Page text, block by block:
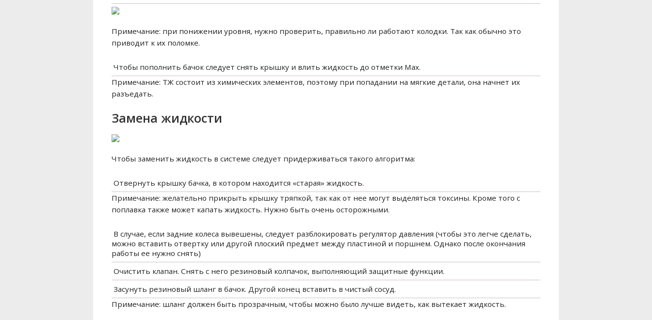
Примечание: при понижении уровня, нужно проверить, правильно ли работают колодки. Так как обычно это
приводит к их поломке.
​ Чтобы пополнить бачок следует снять крышку и влить жидкость до отметки Max.
Примечание: ТЖ состоит из химических элементов, поэтому при попадании на мягкие детали, она начнет их
разъедать.
Замена жидкости
Чтобы заменить жидкость в системе следует придерживаться такого алгоритма:
​ Отвернуть крышку бачка, в котором находится «старая» жидкость.
Примечание: желательно прикрыть крышку тряпкой, так как от нее могут выделяться токсины. Кроме того с
поплавка также может капать жидкость. Нужно быть очень осторожными.
​ В случае, если задние колеса вывешены, следует разблокировать регулятор давления (чтобы это легче сделать,
можно вставить отвертку или другой плоский предмет между пластиной и поршнем. Однако после окончания
работы ее нужно снять)
​ Очистить клапан. Снять с него резиновый колпачок, выполняющий защитные функции.
​ Засунуть резиновый шланг в бачок. Другой конец вставить в чистый сосуд.
Примечание: шланг должен быть прозрачным, чтобы можно было лучше видеть, как вытекает жидкость.